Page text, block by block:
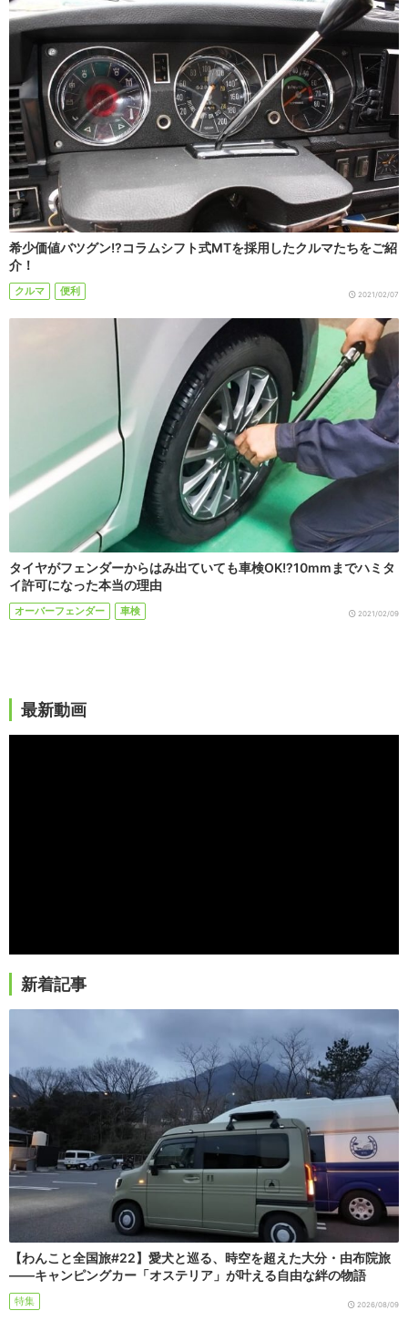
希少価値バツグン!?コラムシフト式MTを採用したクルマたちをご紹
介！
クルマ 便利 2021/02/07
タイヤがフェンダーからはみ出ていても車検OK!?10mmまでハミタ
イ許可になった本当の理由
オーバーフェンダー 車検 2021/02/09
最新動画
新着記事
【わんこと全国旅#22】愛犬と巡る、時空を超えた大分・由布院旅
――キャンピングカー「オステリア」が叶える自由な絆の物語
特集 2026/08/09